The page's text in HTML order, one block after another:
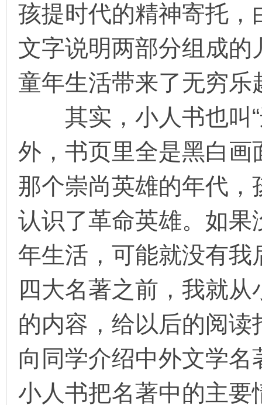
孩提时代的精神寄托
文字说明两部分组成
童年生活带来了无穷乐
其实，小人书也叫“
外，书页里全是黑白
那个崇尚英雄的年代
认识了革命英雄。如
年生活，可能就没有
四大名著之前，我就
的内容，给以后的阅
向同学介绍中外文学
小人书把名著中的主